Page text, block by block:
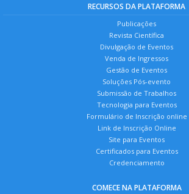
RECURSOS DA PLATAFORMA
Publicações
Revista Científica
Divulgação de Eventos
Venda de Ingressos
Gestão de Eventos
Soluções Pós-evento
Submissão de Trabalhos
Tecnologia para Eventos
Formulário de Inscrição online
Link de Inscrição Online
Site para Eventos
Certificados para Eventos
Credenciamento
COMECE NA PLATAFORMA